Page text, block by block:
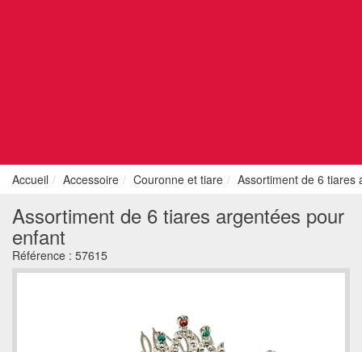
Accueil Accessoire Couronne et tiare Assortiment de 6 tiares
Assortiment de 6 tiares argentées pour
enfant
Référence : 57615